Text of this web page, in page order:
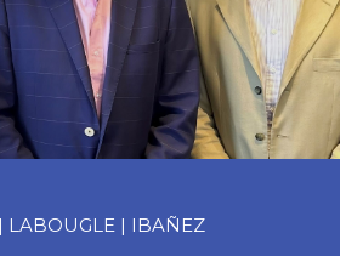
LABOUGLE | IBAÑEZ